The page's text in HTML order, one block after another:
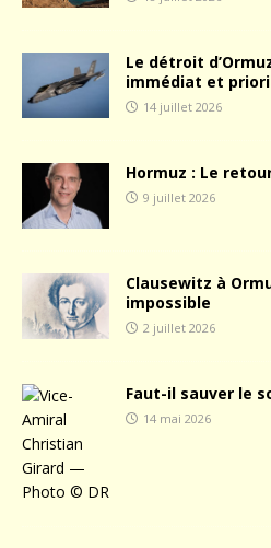
Le détroit
immédiat et
14 juillet 2026
Hormuz : Le
9 juillet 2026
Clausewitz à
impossible
2 juillet 2026
Faut-il sauver le
14 mai 2026